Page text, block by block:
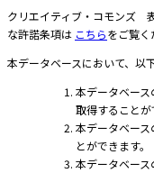
クリエイティブ・コモンズ
な許諾条項は こちらをご覧く
本データベースにおいて、以
本データベー
取得することが
本データベー
とができます。
本データベー